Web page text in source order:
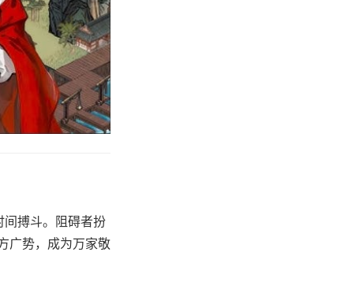
间搏斗。阻碍者扮
广势，成为万家敬